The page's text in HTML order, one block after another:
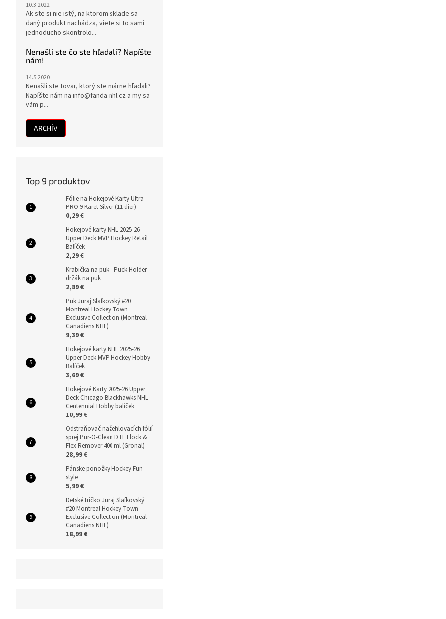
10.3.2022
Ak ste si nie istý, na ktorom sklade sa
daný produkt nachádza, viete si to sami
jednoducho skontrolo...
Nenašli ste čo ste hľadali? Napíšte
nám!
14.5.2020
Nenašli ste tovar, ktorý ste márne hľadali?
Napíšte nám na info@fanda-nhl.cz a my sa
vám p...
ARCHÍV
Top 9 produktov
Fólie na Hokejové Karty Ultra
PRO 9 Karet Silver (11 dier)
0,29 €
Hokejové karty NHL 2025-26
Upper Deck MVP Hockey Retail
Balíček
2,29 €
Krabička na puk - Puck Holder -
držák na puk
2,89 €
Puk Juraj Slafkovský #20
Montreal Hockey Town
Exclusive Collection (Montreal
Canadiens NHL)
9,39 €
Hokejové karty NHL 2025-26
Upper Deck MVP Hockey Hobby
Balíček
3,69 €
Hokejové Karty 2025-26 Upper
Deck Chicago Blackhawks NHL
Centennial Hobby balíček
10,99 €
Odstraňovač nažehlovacích fólií
sprej Pur-O-Clean DTF Flock &
Flex Remover 400 ml (Gronal)
28,99 €
Pánske ponožky Hockey Fun
style
5,99 €
Detské tričko Juraj Slafkovský
#20 Montreal Hockey Town
Exclusive Collection (Montreal
Canadiens NHL)
18,99 €